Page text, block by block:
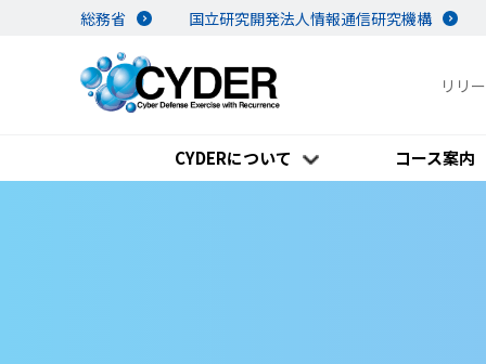
総務省 国立研究開発法人情報通信研究機構
リリ
CYDERについて コース案内